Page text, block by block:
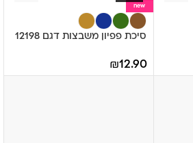
new
סיכת פפיון משבצות דגם 12198
12.90
₪